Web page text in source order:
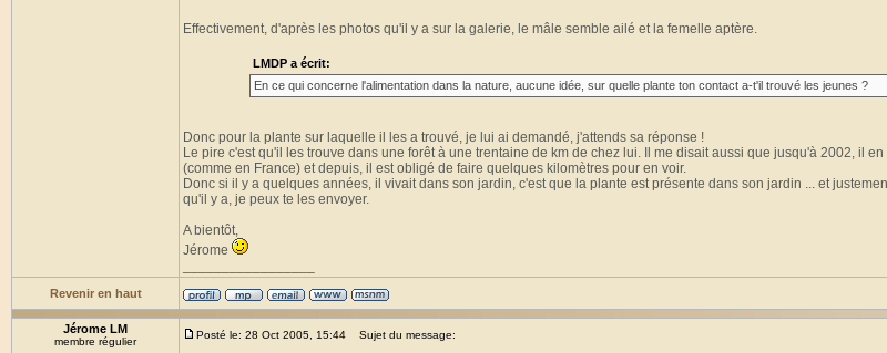
Effectivement, d'après les photos qu'il y a sur la galerie, le mâle semble ailé et la femelle aptère.
LMDP a écrit:
En ce qui concerne l'alimentation dans la nature, aucune idée, sur quelle plante ton contact a-t'il trouvé les jeunes ?
Donc pour la plante sur laquelle il les a trouvé, je lui ai demandé, j'attends sa réponse !
Le pire c'est qu'il les trouve dans une forêt à une trentaine de km de chez lui. Il me disait aussi que jusqu'à 2002, il
(comme en France) et depuis, il est obligé de faire quelques kilomètres pour en voir.
Donc si il y a quelques années, il vivait dans son jardin, c'est que la plante est présente dans son jardin ... et
qu'il y a, je peux te les envoyer.
A bientôt,
Jérome
Revenir en haut
Jérome LM
membre régulier
Posté le: 28 Oct 2005, 15:44 Sujet du message: